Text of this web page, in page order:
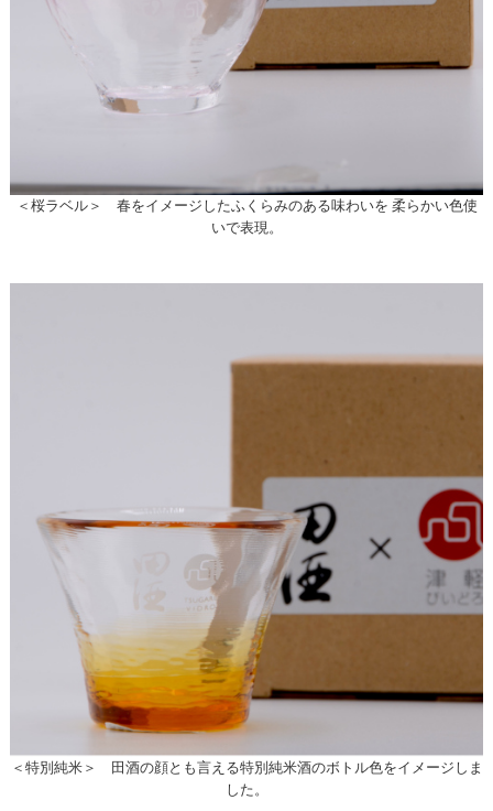
＜桜ラベル＞ 春をイメージしたふくらみのある味わいを 柔らかい色使
いで表現。
＜特別純米＞ 田酒の顔とも言える特別純米酒のボトル色をイメージしま
した。